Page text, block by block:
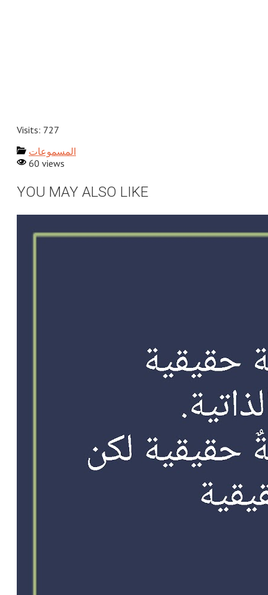
Visits: 727
المسموعات
60 views
YOU MAY ALSO LIKE